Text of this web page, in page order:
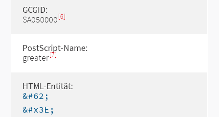
GCGID:
SA050000[6]
PostScript-Name:
greater[7]
HTML-Entität:
&#62;
&#x3E;